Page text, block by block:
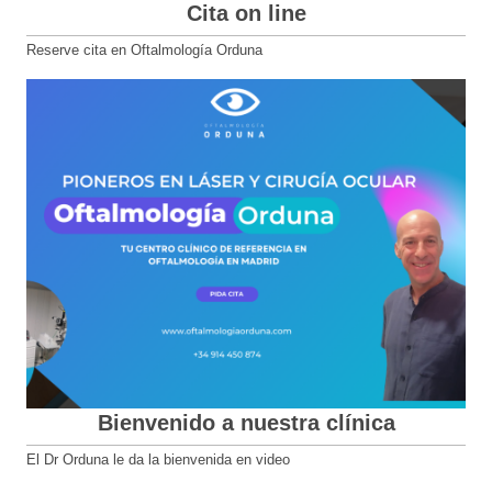
Cita on line
Reserve cita en Oftalmología Orduna
Bienvenido a nuestra clínica
El Dr Orduna le da la bienvenida en video